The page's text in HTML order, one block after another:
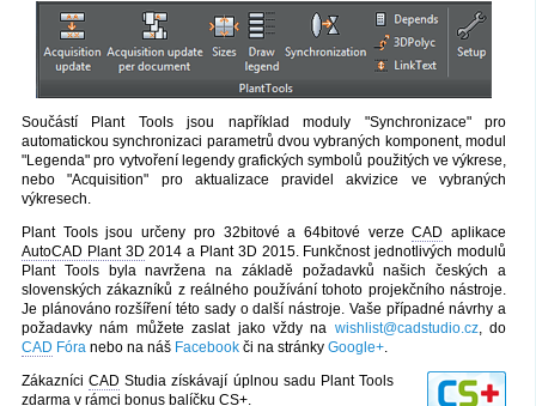
Součástí Plant Tools jsou například moduly "Synchronizace" pro
automatickou synchronizaci parametrů dvou vybraných komponent, modul
"Legenda" pro vytvoření legendy grafických symbolů použitých ve výkrese,
nebo "Acquisition" pro aktualizace pravidel akvizice ve vybraných
výkresech.
Plant Tools jsou určeny pro 32bitové a 64bitové verzeCAD aplikace
AutoCAD Plant 3D 2014 a Plant 3D 2015. Funkčnost jednotlivých modulů
Plant Tools byla navržena na základě požadavků našich českých a
slovenských zákazníků z reálného používání tohoto projekčního nástroje.
Je plánováno rozšíření této sady o další nástroje. Vaše případné návrhy a
požadavky nám můžete zaslat jako vždy na wishlist@cadstudio.cz, do
CAD Fóra nebo na náš Facebook či na stránky Google+.
ZákazníciCAD Studia získávají úplnou sadu Plant Tools
zdarma v rámci bonus balíčku CS+.